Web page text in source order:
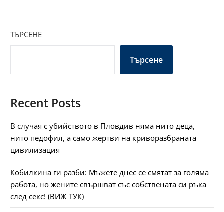
ТЪРСЕНЕ
Търсене
Recent Posts
В случая с убийството в Пловдив няма нито деца,
нито педофил, а само жертви на криворазбраната
цивилизация
Кобилкина ги разби: Мъжете днес се смятат за голяма
работа, но жените свършват със собствената си ръка
след секс! (ВИЖ ТУК)